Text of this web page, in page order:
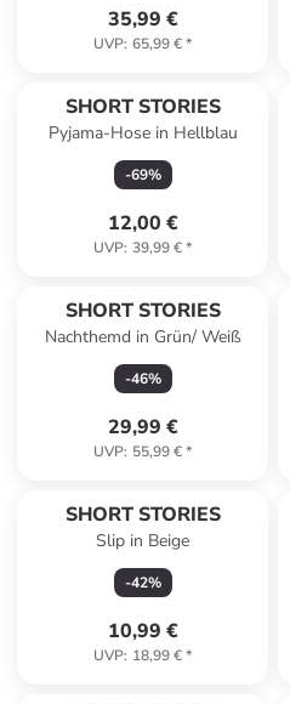
35,99 €
UVP: 65,99 €*
SHORT STORIES
Pyjama-Hose in Hellblau
-69%
12,00 €
UVP: 39,99 €*
SHORT STORIES
Nachthemd in Grün/ Weiß
-46%
29,99 €
UVP: 55,99 €*
SHORT STORIES
Slip in Beige
-42%
10,99 €
UVP: 18,99 €*